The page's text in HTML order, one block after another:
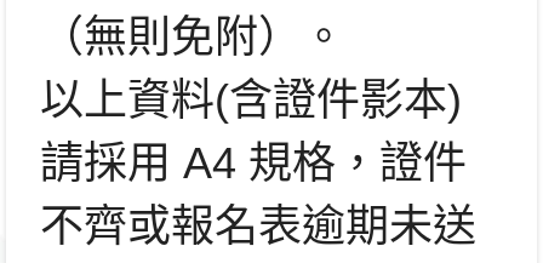
（無則免附）。
以上資料(含證件影本)
請採用 A4 規格，證件
不齊或報名表逾期未送